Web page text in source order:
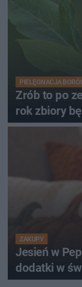
PIELĘGNACJA
Zrób to po
rok zbiory
ZAKUPY
Jesień w
dodatki w